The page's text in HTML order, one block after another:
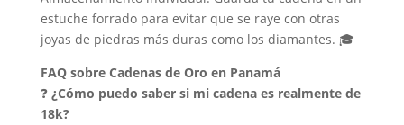
estuche forrado para evitar que se raye con otras
joyas de piedras más duras como los diamantes. 🎓
FAQ sobre Cadenas de Oro en Panamá
❓¿Cómo puedo saber si mi cadena es realmente de
18k?